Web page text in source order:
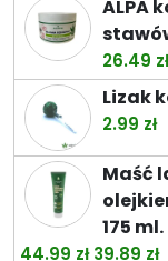
ALPA
26.49 zł
Lizak
2.99 zł
Maść
175 ml.
44.99 zł Pierwotna
39.89 zł